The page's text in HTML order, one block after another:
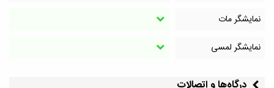
نمایشگر مات
نمایشگر لمسی